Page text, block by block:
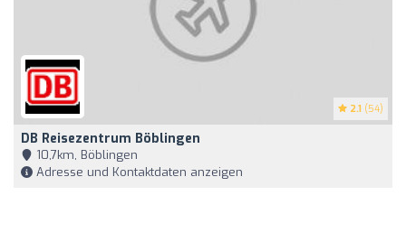
2.1 (54)
DB Reisezentrum Böblingen
10,7km, Böblingen
Adresse und Kontaktdaten anzeigen